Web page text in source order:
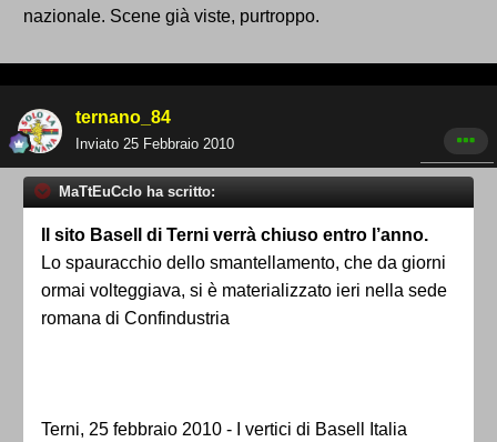
nazionale. Scene già viste, purtroppo.
ternano_84
Inviato 25 Febbraio 2010
MaTtEuCcIo ha scritto:
Il sito Basell di Terni verrà chiuso entro l’anno.
Lo spauracchio dello smantellamento, che da giorni
ormai volteggiava, si è materializzato ieri nella sede
romana di Confindustria
Terni, 25 febbraio 2010 - I vertici di Basell Italia